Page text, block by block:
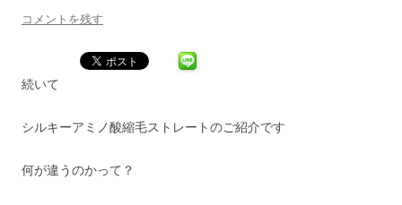
コメントを残す
続いて
シルキーアミノ酸縮毛ストレートのご紹介です
何が違うのかって？